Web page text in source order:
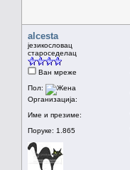
alcesta
језикословац
староседелац
Ван мреже
Пол:
Организација:
Име и презиме:
Поруке: 1.865